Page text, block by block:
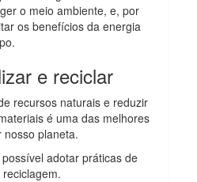
o meio ambiente, e, por
os benefícios da energia
e reciclar
recursos naturais e reduzir
é uma das melhores
nosso planeta.
adotar práticas de